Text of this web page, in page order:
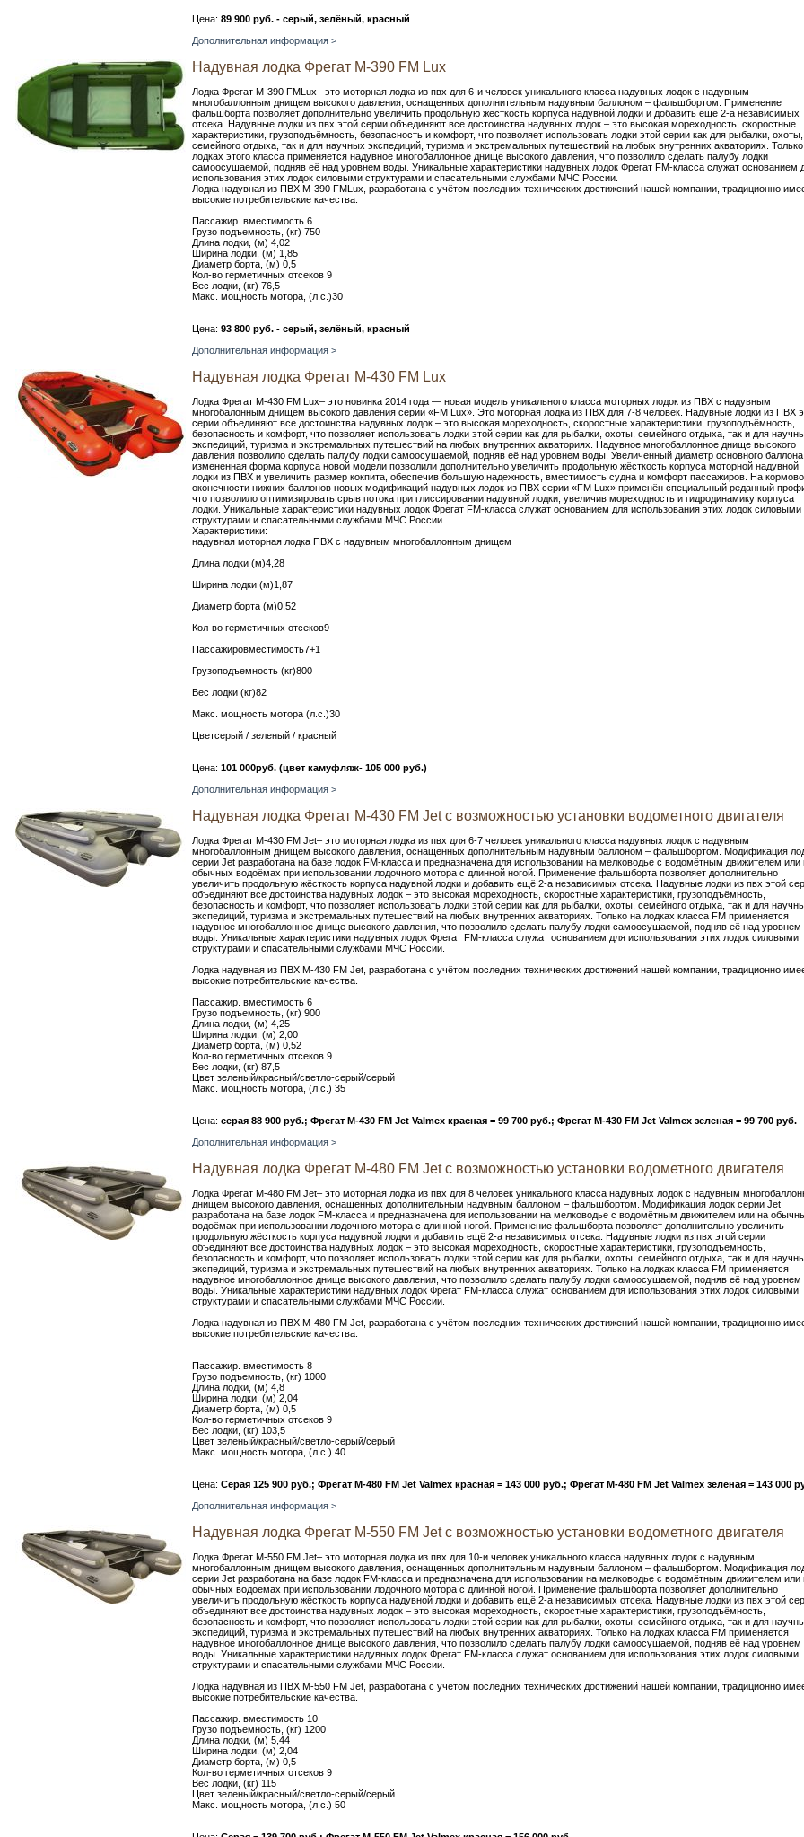
Цена: 89 900 руб. - серый, зелёный, красный
Дополнительная информация >
Надувная лодка Фрегат M-390 FM Lux
Лодка Фрегат М-390 FMLux– это моторная лодка из пвх для 6-и человек уникального класса надувных лодок c надувным
многобаллонным днищем высокого давления, оснащенных дополнительным надувным баллоном – фальшбортом. Применение
фальшборта позволяет дополнительно увеличить продольную жёсткость корпуса надувной лодки и добавить ещё 2-а независимых
отсека. Надувные лодки из пвх этой серии объединяют все достоинства надувных лодок – это высокая мореходность, скоростные
характеристики, грузоподъёмность, безопасность и комфорт, что позволяет использовать лодки этой серии как для рыбалки, охоты,
семейного отдыха, так и для научных экспедиций, туризма и экстремальных путешествий на любых внутренних акваториях.
лодках этого класса применяется надувное многобаллонное днище высокого давления, что позволило сделать палубу лодки
самоосушаемой, подняв её над уровнем воды. Уникальные характеристики надувных лодок Фрегат FM-класса служат основанием
использования этих лодок силовыми структурами и спасательными службами МЧС России.
Лодка надувная из ПВХ М-390 FMLux, разработана с учётом последних технических достижений нашей компании, традиционно
высокие потребительские качества:
Пассажир. вместимость 6
Грузо подъемность, (кг) 750
Длина лодки, (м) 4,02
Ширина лодки, (м) 1,85
Диаметр борта, (м) 0,5
Кол-во герметичных отсеков 9
Вес лодки, (кг) 76,5
Макс. мощность мотора, (л.с.)30
Цена: 93 800 руб. - серый, зелёный, красный
Дополнительная информация >
Надувная лодка Фрегат M-430 FM Lux
Лодка Фрегат М-430 FM Lux– это новинка 2014 года — новая модель уникального класса моторных лодок из ПВХ с надувным
многобалонным днищем высокого давления серии «FM Lux». Это моторная лодка из ПВХ для 7-8 человек. Надувные лодки из ПВХ
серии объединяют все достоинства надувных лодок – это высокая мореходность, скоростные характеристики, грузоподъёмность,
безопасность и комфорт, что позволяет использовать лодки этой серии как для рыбалки, охоты, семейного отдыха, так и для
экспедиций, туризма и экстремальных путешествий на любых внутренних акваториях. Надувное многобаллонное днище высокого
давления позволило сделать палубу лодки самоосушаемой, подняв её над уровнем воды. Увеличенный диаметр основного
измененная форма корпуса новой модели позволили дополнительно увеличить продольную жёсткость корпуса моторной надувной
лодки из ПВХ и увеличить размер кокпита, обеспечив большую надежность, вместимость судна и комфорт пассажиров. На
оконечности нижних баллонов новых модификаций надувных лодок из ПВХ серии «FM Lux» применён специальный реданный
что позволило оптимизировать срыв потока при глиссировании надувной лодки, увеличив мореходность и гидродинамику корпуса
лодки. Уникальные характеристики надувных лодок Фрегат FM-класса служат основанием для использования этих лодок силовыми
структурами и спасательными службами МЧС России.
Характеристики:
надувная моторная лодка ПВХ с надувным многобаллонным днищем
Длина лодки (м)4,28
Ширина лодки (м)1,87
Диаметр борта (м)0,52
Кол-во герметичных отсеков9
Пассажировместимость7+1
Грузоподъемность (кг)800
Вес лодки (кг)82
Макс. мощность мотора (л.с.)30
Цветсерый / зеленый / красный
Цена: 101 000руб. (цвет камуфляж- 105 000 руб.)
Дополнительная информация >
Надувная лодка Фрегат M-430 FM Jet с возможностью установки водометного двигателя
Лодка Фрегат М-430 FM Jet– это моторная лодка из пвх для 6-7 человек уникального класса надувных лодок c надувным
многобаллонным днищем высокого давления, оснащенных дополнительным надувным баллоном – фальшбортом. Модификация
серии Jet разработана на базе лодок FM-класса и предназначена для использовании на мелководье с водомётным движителем или
обычных водоёмах при использовании лодочного мотора с длинной ногой. Применение фальшборта позволяет дополнительно
увеличить продольную жёсткость корпуса надувной лодки и добавить ещё 2-а независимых отсека. Надувные лодки из пвх этой
объединяют все достоинства надувных лодок – это высокая мореходность, скоростные характеристики, грузоподъёмность,
безопасность и комфорт, что позволяет использовать лодки этой серии как для рыбалки, охоты, семейного отдыха, так и для
экспедиций, туризма и экстремальных путешествий на любых внутренних акваториях. Только на лодках класса FM применяется
надувное многобаллонное днище высокого давления, что позволило сделать палубу лодки самоосушаемой, подняв её над уровнем
воды. Уникальные характеристики надувных лодок Фрегат FM-класса служат основанием для использования этих лодок силовыми
структурами и спасательными службами МЧС России.
Лодка надувная из ПВХ М-430 FM Jet, разработана с учётом последних технических достижений нашей компании, традиционно
высокие потребительские качества.
Пассажир. вместимость 6
Грузо подъемность, (кг) 900
Длина лодки, (м) 4,25
Ширина лодки, (м) 2,00
Диаметр борта, (м) 0,52
Кол-во герметичных отсеков 9
Вес лодки, (кг) 87,5
Цвет зеленый/красный/светло-серый/серый
Макс. мощность мотора, (л.с.) 35
Цена: серая 88 900 руб.; Фрегат M-430 FM Jet Valmex красная = 99 700 руб.; Фрегат M-430 FM Jet Valmex зеленая = 99 700 руб.
Дополнительная информация >
Надувная лодка Фрегат M-480 FM Jet с возможностью установки водометного двигателя
Лодка Фрегат М-480 FM Jet– это моторная лодка из пвх для 8 человек уникального класса надувных лодок c надувным
днищем высокого давления, оснащенных дополнительным надувным баллоном – фальшбортом. Модификация лодок серии Jet
разработана на базе лодок FM-класса и предназначена для использовании на мелководье с водомётным движителем или на
водоёмах при использовании лодочного мотора с длинной ногой. Применение фальшборта позволяет дополнительно увеличить
продольную жёсткость корпуса надувной лодки и добавить ещё 2-а независимых отсека. Надувные лодки из пвх этой серии
объединяют все достоинства надувных лодок – это высокая мореходность, скоростные характеристики, грузоподъёмность,
безопасность и комфорт, что позволяет использовать лодки этой серии как для рыбалки, охоты, семейного отдыха, так и для
экспедиций, туризма и экстремальных путешествий на любых внутренних акваториях. Только на лодках класса FM применяется
надувное многобаллонное днище высокого давления, что позволило сделать палубу лодки самоосушаемой, подняв её над уровнем
воды. Уникальные характеристики надувных лодок Фрегат FM-класса служат основанием для использования этих лодок силовыми
структурами и спасательными службами МЧС России.
Лодка надувная из ПВХ М-480 FM Jet, разработана с учётом последних технических достижений нашей компании, традиционно
высокие потребительские качества:
Пассажир. вместимость 8
Грузо подъемность, (кг) 1000
Длина лодки, (м) 4,8
Ширина лодки, (м) 2,04
Диаметр борта, (м) 0,5
Кол-во герметичных отсеков 9
Вес лодки, (кг) 103,5
Цвет зеленый/красный/светло-серый/серый
Макс. мощность мотора, (л.с.) 40
Цена: Серая 125 900 руб.; Фрегат M-480 FM Jet Valmex красная = 143 000 руб.; Фрегат M-480 FM Jet Valmex зеленая = 143 000
Дополнительная информация >
Надувная лодка Фрегат M-550 FM Jet с возможностью установки водометного двигателя
Лодка Фрегат М-550 FM Jet– это моторная лодка из пвх для 10-и человек уникального класса надувных лодок c надувным
многобаллонным днищем высокого давления, оснащенных дополнительным надувным баллоном – фальшбортом. Модификация
серии Jet разработана на базе лодок FM-класса и предназначена для использовании на мелководье с водомётным движителем или
обычных водоёмах при использовании лодочного мотора с длинной ногой. Применение фальшборта позволяет дополнительно
увеличить продольную жёсткость корпуса надувной лодки и добавить ещё 2-а независимых отсека. Надувные лодки из пвх этой
объединяют все достоинства надувных лодок – это высокая мореходность, скоростные характеристики, грузоподъёмность,
безопасность и комфорт, что позволяет использовать лодки этой серии как для рыбалки, охоты, семейного отдыха, так и для
экспедиций, туризма и экстремальных путешествий на любых внутренних акваториях. Только на лодках класса FM применяется
надувное многобаллонное днище высокого давления, что позволило сделать палубу лодки самоосушаемой, подняв её над уровнем
воды. Уникальные характеристики надувных лодок Фрегат FM-класса служат основанием для использования этих лодок силовыми
структурами и спасательными службами МЧС России.
Лодка надувная из ПВХ М-550 FM Jet, разработана с учётом последних технических достижений нашей компании, традиционно
высокие потребительские качества.
Пассажир. вместимость 10
Грузо подъемность, (кг) 1200
Длина лодки, (м) 5,44
Ширина лодки, (м) 2,04
Диаметр борта, (м) 0,5
Кол-во герметичных отсеков 9
Вес лодки, (кг) 115
Цвет зеленый/красный/светло-серый/серый
Макс. мощность мотора, (л.с.) 50